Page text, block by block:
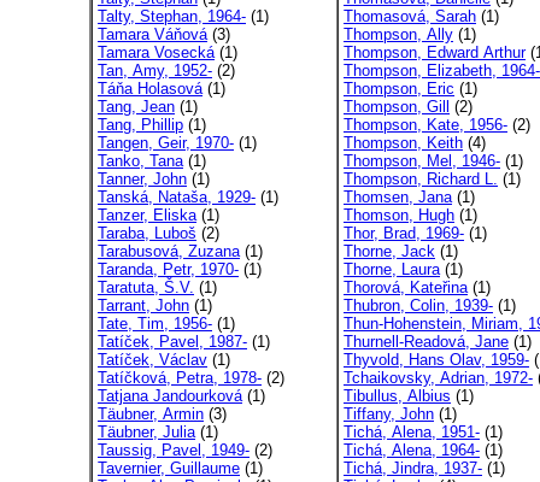
Talty, Stephan, 1964- (1)
Tamara Váňová(3)
Tamara Vosecká(1)
Tan, Amy, 1952- (2)
Táňa Holasová(1)
Tang, Jean (1)
Tang, Phillip (1)
Tangen, Geir, 1970- (1)
Tanko, Tana(1)
Tanner, John (1)
Tanská, Nataša, 1929- (1)
Tanzer, Eliska(1)
Taraba, Luboš (2)
Tarabusová, Zuzana(1)
Taranda, Petr, 1970- (1)
Taratuta, Š.V. (1)
Tarrant, John (1)
Tate, Tim, 1956- (1)
Tatíček, Pavel, 1987- (1)
Tatíček, Václav (1)
Tatíčková, Petra, 1978- (2)
Tatjana Jandourková(1)
Täubner, Armin (3)
Täubner, Julia(1)
Taussig, Pavel, 1949- (2)
Tavernier, Guillaume (1)
Thomasová, Sarah (1)
Thompson, Ally (1)
Thompson, Edward Arthur
Thompson, Elizabeth, 1964-
Thompson, Eric (1)
Thompson, Gill
(2)
Thompson, Kate, 1956- (2)
Thompson, Keith (4)
Thompson, Mel, 1946- (1)
Thompson, Richard L. (1)
Thomsen, Jana(1)
Thomson, Hugh (1)
Thor, Brad, 1969- (1)
Thorne, Jack (1)
Thorne, Laura(1)
Thorová, Kateřina(1)
Thubron, Colin, 1939- (1)
Thun-Hohenstein, Miriam,
Thurnell-Readová, Jane (1)
Thyvold, Hans Olav, 1959-
Tchaikovsky, Adrian, 1972-
Tibullus, Albius (1)
Tiffany, John (1)
Tichá, Alena, 1951- (1)
Tichá, Alena, 1964- (1)
Tichá, Jindra, 1937- (1)